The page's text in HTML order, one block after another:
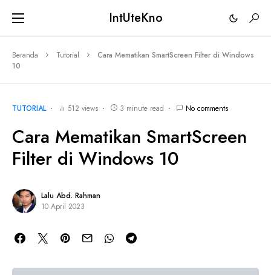
IntUteKno
Beranda Tutorial
Cara Mematikan SmartScreen Filter di Windows
10
TUTORIAL 512 views 3 minute read No comments
Cara Mematikan SmartScreen
Filter di Windows 10
Lalu Abd. Rahman
10 April 2023